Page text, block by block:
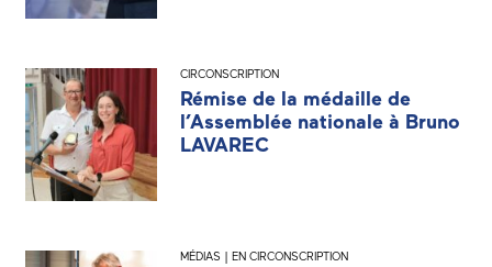
CIRCONSCRIPTION
Rémise de la médaille de
l’Assemblée nationale à Bruno
LAVAREC
MÉDIAS | EN CIRCONSCRIPTION